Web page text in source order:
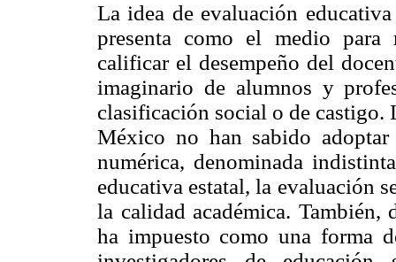
La idea de evaluación
presenta como el medio
calificar el desempeño del
imaginario de alumnos y
clasificación social o de castigo.
México no han sabido
numérica, denominada
educativa estatal, la evaluación
la calidad académica. También,
ha impuesto como una forma